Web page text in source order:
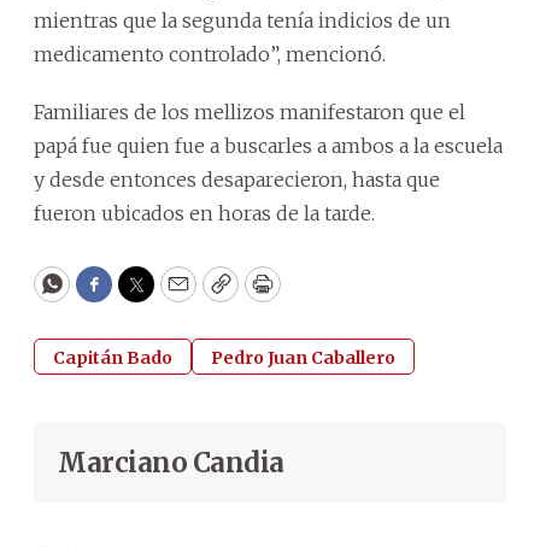
mientras que la segunda tenía indicios de un
medicamento controlado”, mencionó.
Familiares de los mellizos manifestaron que el
papá fue quien fue a buscarles a ambos a la escuela
y desde entonces desaparecieron, hasta que
fueron ubicados en horas de la tarde.
WhatsApp
Facebook
Twitter
EmailCopyPrint
Capitán Bado Pedro Juan Caballero
Marciano Candia